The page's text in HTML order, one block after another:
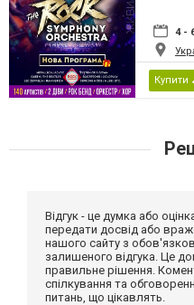
4 -
Купити
Відгук - це думка або
передати досвід або
нашого сайту з
залишеного відгука. Це
правильне рішення.
спілкування та
питань, що цікавлять.